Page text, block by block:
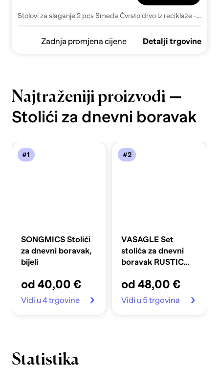
Stolovi za slaganje 2 pcs Smeđa Čvrsto drvo iz reciklaže - masivno obnovljeno drvo
Zadnja promjena cijene Detalji trgovine
Najtraženiji proizvodi —
Stolići za dnevni boravak
#1
SONGMICS Stolići
za dnevni boravak,
bijeli
od 40,00 €
Vidi u 4 trgovine
#2
VASAGLE Set
stolića za dnevni
boravak RUSTIC
od 48,00 €
Vidi u 5 trgovina
Statistika